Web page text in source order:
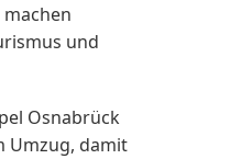
und
Osnabrück
Umzug, damit